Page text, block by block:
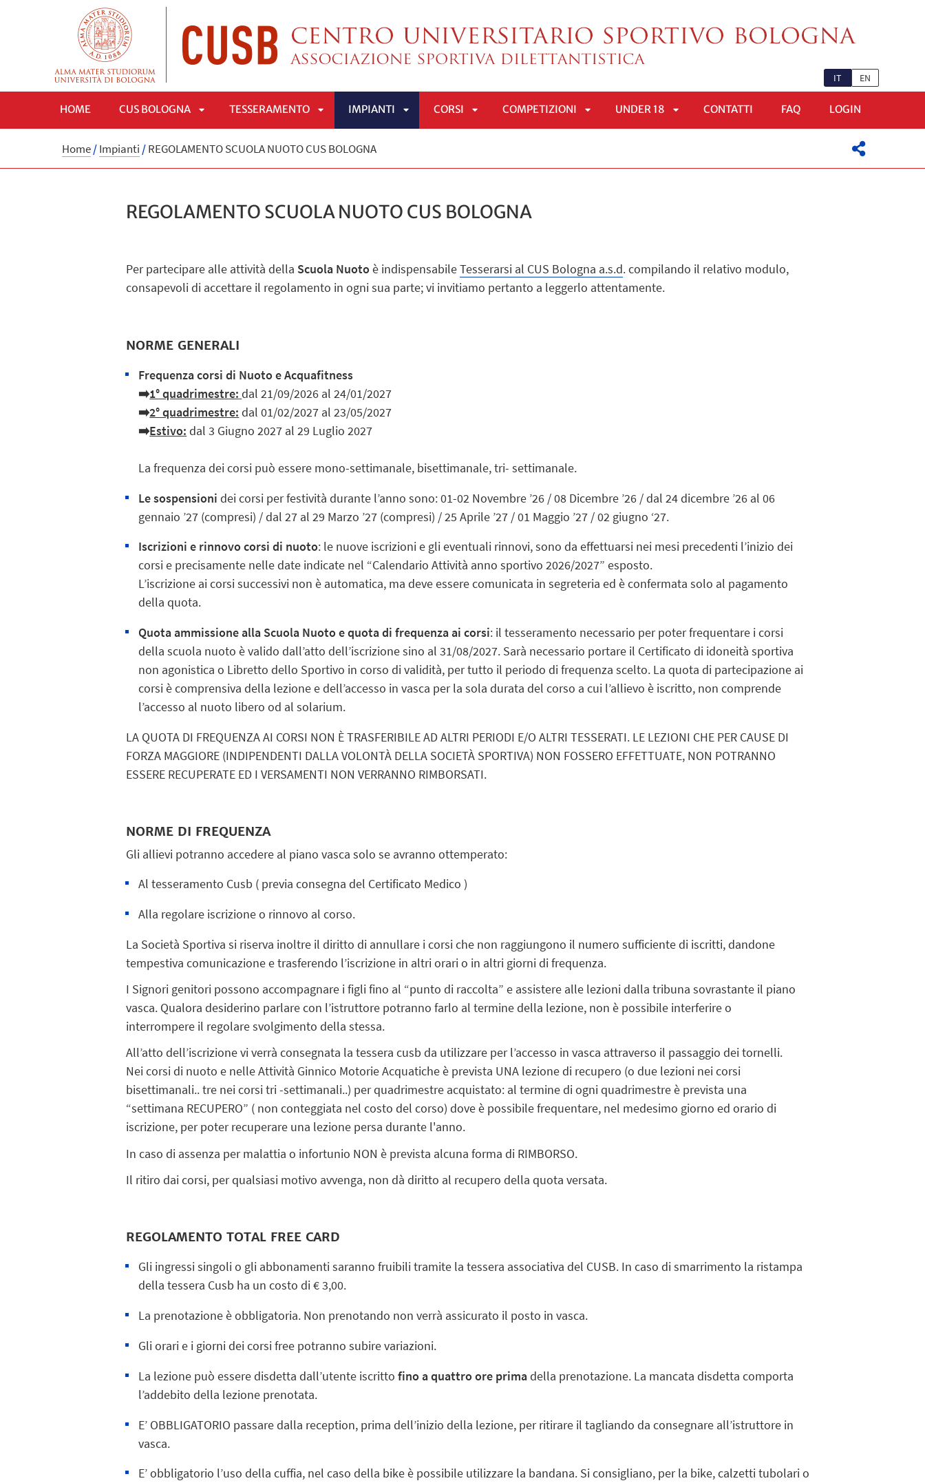
IT EN
HOME CUS BOLOGNA
APRI
TESSERAMENTO
APRI
IMPIANTI CORSI COMPETIZIONI UNDER 18 CONTATTI FAQ LOGIN
Home/Impianti /REGOLAMENTO SCUOLA NUOTO CUS BOLOGNA
REGOLAMENTO SCUOLA NUOTO CUS BOLOGNA
Per partecipare alle attività della Scuola Nuotoè indispensabileTesserarsi al CUS Bologna a.s.d. compilando il relativo modulo,
consapevoli di accettare il regolamento in ogni sua parte; vi invitiamo pertanto a leggerlo attentamente.
NORME GENERALI
Frequenza corsi di Nuoto e Acquafitness
➡️1° quadrimestre: dal 21/09/2026 al 24/01/2027
➡️2° quadrimestre: dal 01/02/2027 al 23/05/2027
➡️Estivo: dal 3 Giugno 2027 al 29 Luglio 2027
La frequenza dei corsi può essere mono-settimanale, bisettimanale, tri- settimanale.
Le sospensioni dei corsi per festività durante l’anno sono: 01-02 Novembre ’26 / 08 Dicembre ’26 / dal 24 dicembre ’26 al 06
gennaio ’27 (compresi) / dal 27 al 29 Marzo ’27 (compresi) / 25 Aprile ’27 / 01 Maggio ’27 / 02 giugno ‘27.
Iscrizioni e rinnovo corsi di nuoto: le nuove iscrizioni e gli eventuali rinnovi, sono da effettuarsi nei mesi precedenti l’inizio dei
corsi e precisamente nelle date indicate nel “Calendario Attività anno sportivo 2026/2027” esposto.
L’iscrizione ai corsi successivi non è automatica, ma deve essere comunicata in segreteria ed è confermata solo al pagamento
della quota.
Quota ammissione alla Scuola Nuoto e quota di frequenza ai corsi: il tesseramento necessario per poter frequentare i corsi
della scuola nuoto è valido dall’atto dell’iscrizione sino al 31/08/2027. Sarà necessario portare il Certificato di idoneità sportiva
non agonistica o Libretto dello Sportivo in corso di validità, per tutto il periodo di frequenza scelto. La quota di partecipazione ai
corsi è comprensiva della lezione e dell’accesso in vasca per la sola durata del corso a cui l’allievo è iscritto, non comprende
l’accesso al nuoto libero od al solarium.
LA QUOTA DI FREQUENZA AI CORSI NON È TRASFERIBILE AD ALTRI PERIODI E/O ALTRI TESSERATI. LE LEZIONI CHE PER CAUSE DI
FORZA MAGGIORE (INDIPENDENTI DALLA VOLONTÀ DELLA SOCIETÀ SPORTIVA) NON FOSSERO EFFETTUATE, NON POTRANNO
ESSERE RECUPERATE ED I VERSAMENTI NON VERRANNO RIMBORSATI.
NORME DI FREQUENZA
Gli allievi potranno accedere al piano vasca solo se avranno ottemperato:
Al tesseramento Cusb ( previa consegna del Certificato Medico )
Alla regolare iscrizione o rinnovo al corso.
La Società Sportiva si riserva inoltre il diritto di annullare i corsi che non raggiungono il numero sufficiente di iscritti, dandone
tempestiva comunicazione e trasferendo l’iscrizione in altri orari o in altri giorni di frequenza.
I Signori genitori possono accompagnare i figli fino al “punto di raccolta” e assistere alle lezioni dalla tribuna sovrastante il piano
vasca. Qualora desiderino parlare con l’istruttore potranno farlo al termine della lezione, non è possibile interferire o
interrompere il regolare svolgimento della stessa.
All’atto dell’iscrizione vi verrà consegnata la tessera cusb da utilizzare per l’accesso in vasca attraverso il passaggio dei tornelli.
Nei corsi di nuoto e nelle Attività Ginnico Motorie Acquatiche è prevista UNA lezione di recupero (o due lezioni nei corsi
bisettimanali.. tre nei corsi tri -settimanali..) per quadrimestre acquistato: al termine di ogni quadrimestre è prevista una
“settimana RECUPERO” ( non conteggiata nel costo del corso) dove è possibile frequentare, nel medesimo giorno ed orario di
iscrizione, per poter recuperare una lezione persa durante l'anno.
In caso di assenza per malattia o infortunio NON è prevista alcuna forma di RIMBORSO.
Il ritiro dai corsi, per qualsiasi motivo avvenga, non dà diritto al recupero della quota versata.
REGOLAMENTO TOTAL FREE CARD
Gli ingressi singoli o gli abbonamenti saranno fruibili tramite la tessera associativa del CUSB. In caso di smarrimento la ristampa
della tessera Cusb ha un costo di € 3,00.
La prenotazione è obbligatoria. Non prenotando non verrà assicurato il posto in vasca.
Gli orari e i giorni dei corsi free potranno subire variazioni.
La lezione può essere disdetta dall’utente iscritto fino a quattro ore primadella prenotazione. La mancata disdetta comporta
l’addebito della lezione prenotata.
E’ OBBLIGATORIO passare dalla reception, prima dell’inizio della lezione, per ritirare il tagliando da consegnare all’istruttore in
vasca.
E’ obbligatorio l’uso della cuffia, nel caso della bike è possibile utilizzare la bandana. Si consigliano, per la bike, calzetti tubolari o